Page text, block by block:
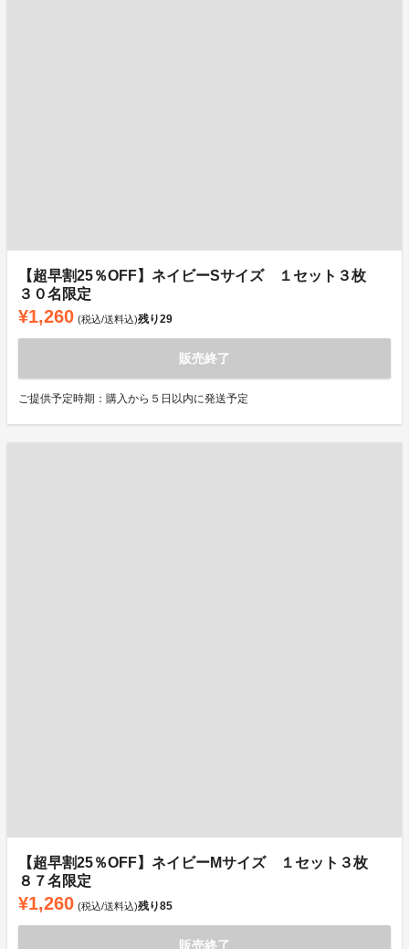
【超早割25％OFF】ネイビーSサイズ １セット３枚
３０名限定
¥1,260 (税込/送料込)残り29
販売終了
ご提供予定時期：購入から５日以内に発送予定
【超早割25％OFF】ネイビーMサイズ １セット３枚
８７名限定
¥1,260 (税込/送料込)残り85
販売終了